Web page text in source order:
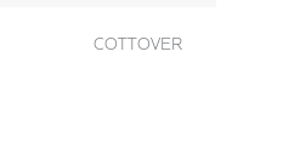
COTTOVER